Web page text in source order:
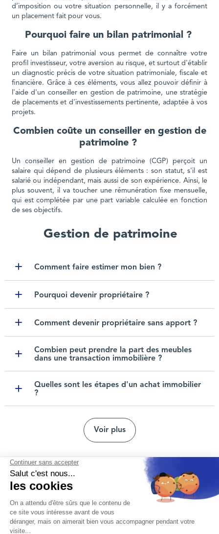
d’imposition ou votre situation personnelle, il y a forcément
un placement fait pour vous.
Pourquoi faire un bilan patrimonial ?
Faire un bilan patrimonial vous permet de connaître votre
profil investisseur, votre aversion au risque, et surtout d'établir
un diagnostic précis de votre situation patrimoniale, fiscale et
financière. Grâce à ces éléments, vous allez pouvoir définir à
l'aide d'un conseiller en gestion de patrimoine, une stratégie
de placements et d'investissements pertinente, adaptée à vos
projets.
Combien coûte un conseiller en gestion de
patrimoine ?
Un conseiller en gestion de patrimoine (CGP) perçoit un
salaire qui dépend de plusieurs éléments : son statut, s'il est
salarié ou indépendant, mais aussi de son expérience. Ainsi, le
plus souvent, il va toucher une rémunération fixe mensuelle,
qui est complétée par une part variable calculée en fonction
de ses objectifs.
Gestion de patrimoine
Comment faire estimer mon bien ?
Pourquoi devenir propriétaire ?
Comment devenir propriétaire sans apport ?
Combien peut prendre la part des meubles
dans une transaction immobilière ?
Quelles sont les étapes d'un achat immobilier
?
Voir plus
Protection des données personnelles